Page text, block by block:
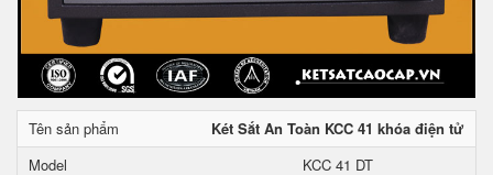
Tên sản phẩm
Két Sắt An Toàn KCC 41 khóa điện tử
Model
KCC 41 DT